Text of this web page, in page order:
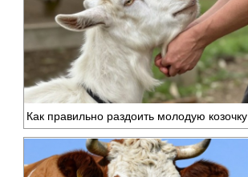
Как правильно раздоить молодую козочку